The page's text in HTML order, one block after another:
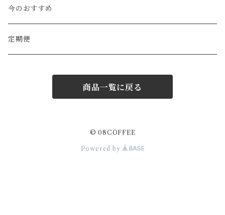
中煎り
酸味系
バランス系
CAFE AU LAIT BASE
08CAN
ICED COFFEE
CAFE AU LAIT BASE
今のおすすめ
定期便
商品一覧に戻る
© 08COFFEE
Powered by